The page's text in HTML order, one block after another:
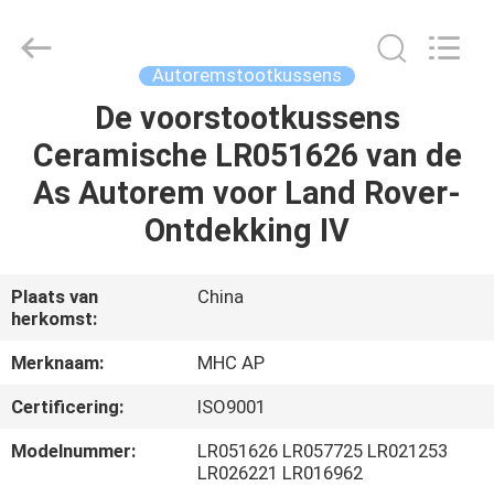
PRODUCTEN
ONS
FABRIEKSREIS
KWALITEITSCONTROLE
Limited.
Autoremstootkussens
De voorstootkussens
Ceramische LR051626 van de
As Autorem voor Land Rover-
Ontdekking IV
Plaats van
herkomst:
China
Merknaam:
MHC AP
Certificering:
ISO9001
Modelnummer:
LR051626 LR057725 LR021253
LR026221 LR016962